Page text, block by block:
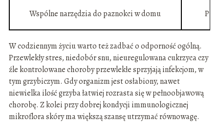
Wspólne narzędzia do paznokci w domu
W codziennym życiu warto też zadbać o odporność ogólną.
Przewlekły stres, niedobór snu, nieuregulowana cukrzyca czy
źle kontrolowane choroby przewlekłe sprzyjają infekcjom, w
tym grzybiczym. Gdy organizm jest osłabiony, nawet
niewielka ilość grzyba łatwiej rozrasta się w pełnoobjawową
chorobę. Z kolei przy dobrej kondycji immunologicznej
mikroflora skóry ma większą szansę utrzymać równowagę.